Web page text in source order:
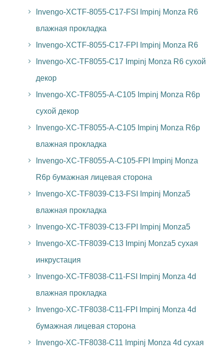
Invengo-XCTF-8055-C17-FSI Impinj Monza R6
влажная прокладка
Invengo-XCTF-8055-C17-FPI Impinj Monza R6
Invengo-XC-TF8055-C17 Impinj Monza R6 сухой
декор
Invengo-XC-TF8055-A-C105 Impinj Monza R6p
сухой декор
Invengo-XC-TF8055-A-C105 Impinj Monza R6p
влажная прокладка
Invengo-XC-TF8055-A-C105-FPI Impinj Monza
R6p бумажная лицевая сторона
Invengo-XC-TF8039-C13-FSI Impinj Monza5
влажная прокладка
Invengo-XC-TF8039-C13-FPI Impinj Monza5
Invengo-XC-TF8039-C13 Impinj Monza5 сухая
инкрустация
Invengo-XC-TF8038-C11-FSI Impinj Monza 4d
влажная прокладка
Invengo-XC-TF8038-C11-FPI Impinj Monza 4d
бумажная лицевая сторона
Invengo-XC-TF8038-C11 Impinj Monza 4d сухая